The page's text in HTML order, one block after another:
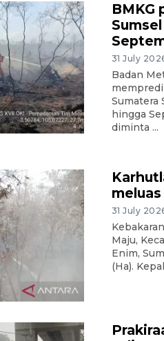
BMKG
31 July
Badan
Sumatera
hingga
diminta ...
31 July
Maju,
Enim,
(Ha).